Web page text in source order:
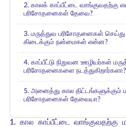
2. காலக் காப்பீட்டை வாங்குவதற்கு
பரிசோதனைகள் தேவை?
3. மருத்துவ பரிசோதனைகள்
கிடைக்கும் நன்மைகள் என்ன?
4. காப்பீட்டு நிறுவன ஊழியர்கள்
பரிசோதனைகளை நடத்துகிறார்களா?
5. அனைத்து கால திட்டங்களுக்கும்
பரிசோதனைகள் தேவையா?
1. கால காப்பீட்டை வாங்குவதற்கு